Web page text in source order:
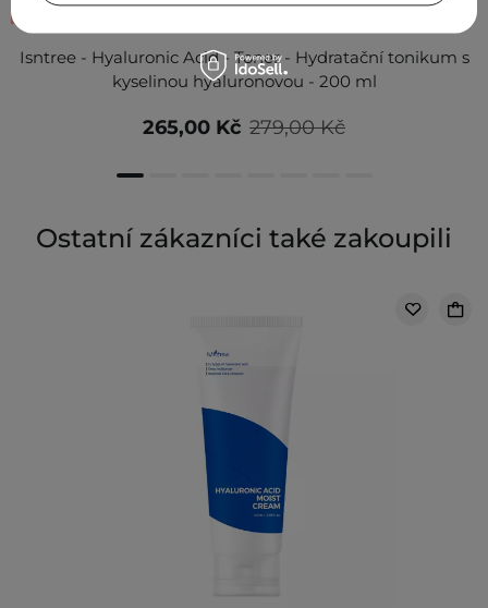
Isntree - Hyaluronic Acid - Toner - Hydratační tonikum s
kyselinou hyaluronovou - 200 ml
279,00 Kč
265,00 Kč
Ostatní zákazníci také zakoupili